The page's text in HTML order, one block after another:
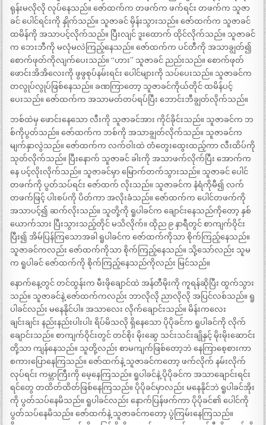
ရုန်းမလိုလို လုပ်နေသည်။ ဇော်ထက်က တဖက်က ဖက်ရင်း တဖက်က သူဇာ
ခင် ပေါင်ရင်းကို နှိုက်သည်။ သူဇာခင် မှိန်းသွားသည်။ ဇော်ထက်က သူဇာခင်
ထမိန်ကို အသာပင့်လိုက်သည်။ ပြီးလျင် ဒူးထောက် ထိုင်လိုက်သည်။ သူဇာခင်
က ဘေးဘီကို မလုံမလဲကြည့်နေသည်။ ဇော်ထက်က ပင်တီကို အသာချွတ်၍
စောက်ဖုတ်ကိုလျက်ပေးသည်။ “ဟား” သူဇာခင် ညည်းသည်။ စောက်ဖုတ်
ဖောင်းအိအိလေးကို ဖွဖွစုပ်နမ်းရင်း ပေါင်များကို သပ်ပေးသည်။ သူဇာခင်က
တလွုပ်လွုပ်ဖြစ်နေသည်။ ခဏကြာတော့ သူဇာခင်ကိုယ်တိုင် ထမိန်ပင့်
ပေးသည်။ ဇော်ထက်က အသာမတ်တပ်ရပ်ပြီး ဘောင်းဘီချွတ်လိုက်သည်။
ဘစ်ထဲမှ ဖောင်းနေသော လီးကို သူဇာခင်အား ကိုင်ခိုင်းသည်။ သူဇာခင်က ဘ
စ်ကိုပွတ်သည်။ ဇော်ထက်က ဘစ်ကို အသာချွတ်လိုက်သည်။ သူဇာခင်က
မျက်နှာလွဲသည်။ ဇော်ထက်က လက်ဝါးထဲ တံတွေးထွေးထည့်ကာ လီးထိပ်ကို
သုတ်လိုက်သည်။ ပြီးနောက် သူဇာခင် ခါးကို အသာဖက်လိုက်ပြီး အောက်က
နေ ပင့်လိုးလိုက်သည်။ သူဇာခင်မှာ မြောက်တက်သွားသည်။ သူဇာခင် ပေါင်
တဖက်ကို ပွတ်သပ်ရင်း ဇော်ထက် လိုးသည်။ သူဇာခင်က နံရံကိုမီ၍ လက်
တဖက်ဖြင့် ပါးစပ်ကို ပိတ်ကာ အလိုးခံသည်။ ဇော်ထက်က ပေါင်တဖက်ကို
အသာပင့်၍ ဆက်လိုးသည်။ သူတို့ကို ရူပါခင်က ချောင်းနေသည်ကိုတော့ နှစ်
ယောက်သား ပြီးသွားသည့်တိုင် မသိလိုက်။ ထိုည ၉ နာရီတွင် စာကျက်ဝိုင်း
ပြီး၍ အိမ်ပြန်ကြသောအခါ ရူပါခင်က ဇော်ထက်ကိုသာ စိုက်ကြည့်နေသည်။
သူဇာခင်ကလည်း ဇော်ထက်ကိုသာ စိုက်ကြည့်နေသည်။ သို့သော်လည်း သူမ
က ရူပါခင် ဇော်ထက်ကို စိုက်ကြည့်နေသည်ကိုလည်း မြင်သည်။
နောက်နေ့တွင် တင်ထွန်းက မီးဖိုချောင်ထဲ အန်တီမိုးကို ကူရန်ဆိုပြီး ထွက်သွား
သည်။ သူဇာခင်နဲ့ ဇော်ထက်ကလည်း ဘာလိုလို ညာလိုလို အပြင်လစ်သည်။ ရူ
ပါခင်လည်း မနေနိုင်ပါ။ အသာလေး လိုက်ချောင်းသည်။ မိန်းကလေး
ချင်းချင်း နည်းနည်းပါးပါး ရိပ်မိသလို ရှိနေသော ပိုပိုခင်က ရူပါခင်ကို လိုက်
ချောင်းသည်။ စာကျက်ဝိုင်းတွင် တင်စိုး မိုးဆွေ သင်းသင်းချိုနှင့် မိုးမိုးဆောင်း
တို့သာ ကျန်နေသည်။ သူတို့လည်း စာမကျက်ဖြစ်တော့ဘဲ နေကြာစေ့စားကာ
စကားပြောနေကြသည်။ ဇော်ထက်နဲ့ သူဇာခင်ကတော့ ဖက်လိုက် နမ်းလိုက်
လုပ်ရင်း ကမ္ဘာကြီးကို မေ့နေကြသည်။ ရူပါခင်နဲ့ ပိုပိုခင်က အသာချောင်းရင်း
ရင်တွေ တထိတ်ထိတ်ဖြစ်နေကြသည်။ ပိုပိုခင်မှာလည်း မနေနိုင်ဘဲ ရူပါခင်အိုး
ကို ပွတ်သပ်နေမိသည်။ ရူပါခင်လည်း နောက်ပြန်ဖက်ကာ ပိုပိုခင်၏ ပေါင်ကို
ပွတ်သပ်နေမိသည်။ ဇော်ထက်နဲ့ သူဇာခင်ကတော့ ပွဲကြမ်းနေကြသည်။